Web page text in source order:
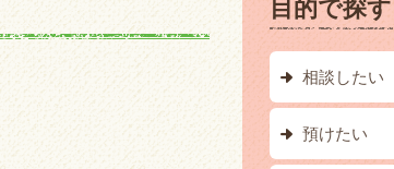
目的で探す
相談したい
預けたい